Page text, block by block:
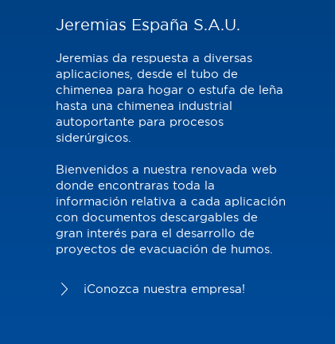
Jeremias España S.A.U.
Jeremias da respuesta a diversas
aplicaciones, desde el tubo de
chimenea para hogar o estufa de leña
hasta una chimenea industrial
autoportante para procesos
siderúrgicos.
Bienvenidos a nuestra renovada web
donde encontraras toda la
información relativa a cada aplicación
con documentos descargables de
gran interés para el desarrollo de
proyectos de evacuación de humos.
¡Conozca nuestra empresa!